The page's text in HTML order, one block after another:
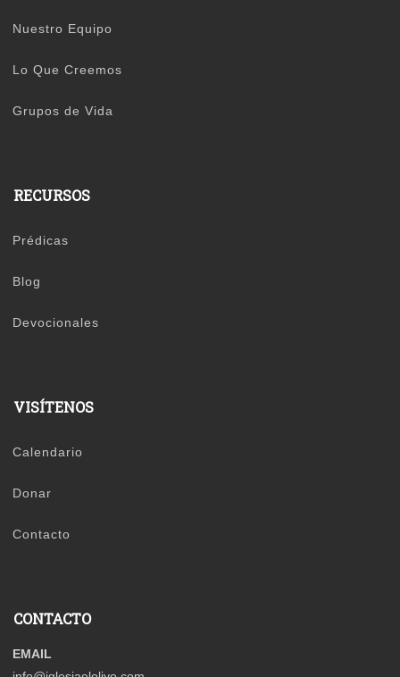
Nuestro Equipo
Lo Que Creemos
Grupos de Vida
RECURSOS
Prédicas
Blog
Devocionales
VISÍTENOS
Calendario
Donar
Contacto
CONTACTO
EMAIL